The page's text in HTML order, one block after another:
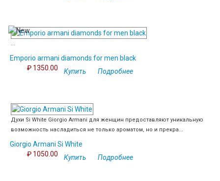
...
Emporio armani diamonds for men black
₽ 1350.00
Купить Подробнее
Духи Si White Giorgio Armani для женщин предоставляют уникальную
возможность насладиться не только ароматом, но и прекра...
Giorgio Armani Si White
₽ 1050.00
Купить Подробнее